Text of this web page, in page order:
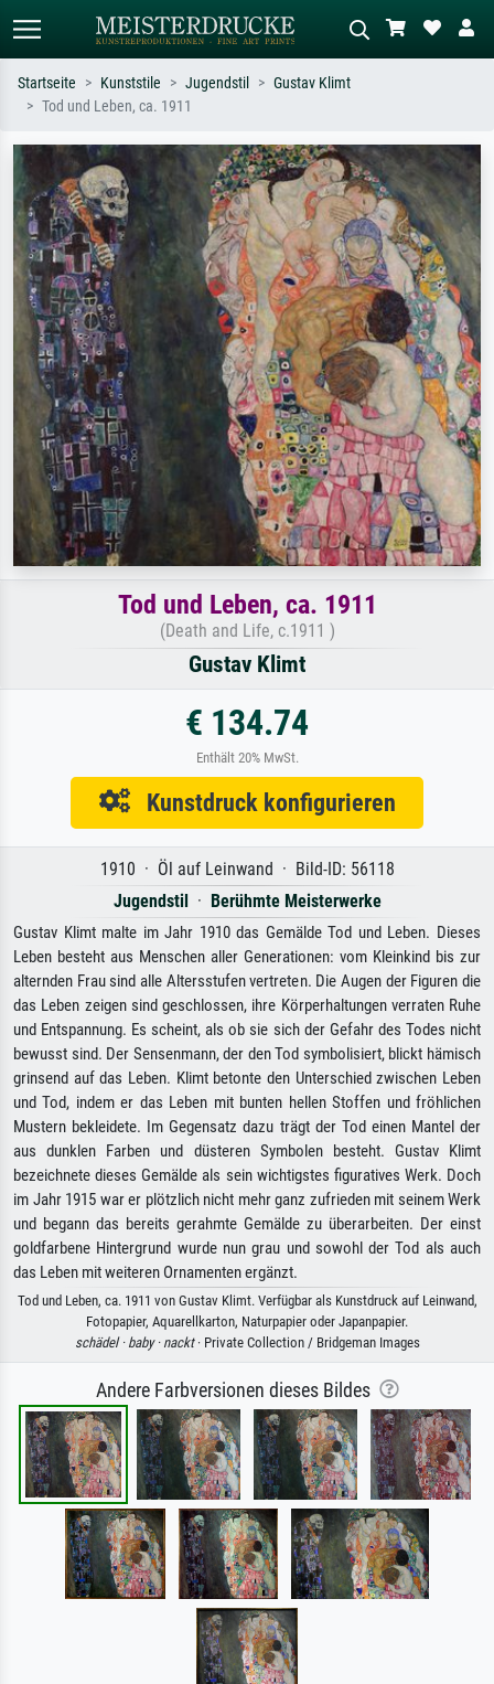
Suchen Sie nach Künstlern, Werktiteln
oder Stilen – z.B. Monet,
Sternennacht, Impressionismus, Welle
Hokusai, Akt.
Beschreiben Sie die Szene – z.B. Grüne
Wiese, Abstrakt mit viel Rot, Dunkles
Ölgemälde, Stehender Akt neben einem
Baum.
Startseite Kunststile Jugendstil
Gustav Klimt
Tod und Leben, ca. 1911
Tod und Leben, ca. 1911
(Death and Life, c.1911 )
Gustav Klimt
€ 134.74
Enthält 20% MwSt.
Kunstdruck konfigurieren
1910 · Öl auf Leinwand · Bild-ID: 56118
Jugendstil· Berühmte Meisterwerke
Gustav Klimt malte im Jahr 1910 das Gemälde Tod und Leben. Dieses
Leben besteht aus Menschen aller Generationen: vom Kleinkind bis zur
alternden Frau sind alle Altersstufen vertreten. Die Augen der Figuren die
das Leben zeigen sind geschlossen, ihre Körperhaltungen verraten Ruhe
und Entspannung. Es scheint, als ob sie sich der Gefahr des Todes nicht
bewusst sind. Der Sensenmann, der den Tod symbolisiert, blickt hämisch
grinsend auf das Leben. Klimt betonte den Unterschied zwischen Leben
und Tod, indem er das Leben mit bunten hellen Stoffen und fröhlichen
Mustern bekleidete. Im Gegensatz dazu trägt der Tod einen Mantel der
aus dunklen Farben und düsteren Symbolen besteht. Gustav Klimt
bezeichnete dieses Gemälde als sein wichtigstes figuratives Werk. Doch
im Jahr 1915 war er plötzlich nicht mehr ganz zufrieden mit seinem Werk
und begann das bereits gerahmte Gemälde zu überarbeiten. Der einst
goldfarbene Hintergrund wurde nun grau und sowohl der Tod als auch
das Leben mit weiteren Ornamenten ergänzt.
Tod und Leben, ca. 1911 von Gustav Klimt. Verfügbar als Kunstdruck auf Leinwand,
Fotopapier, Aquarellkarton, Naturpapier oder Japanpapier.
schädel · baby · nackt· Private Collection / Bridgeman Images
Andere Farbversionen dieses Bildes